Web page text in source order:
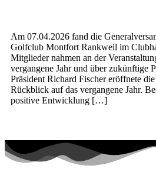
Am 07.04.2026 fand die
Golfclub Montfort Rankweil im
Mitglieder nahmen an der
vergangene Jahr und über zukünftige
Präsident Richard Fischer eröffnete
Rückblick auf das vergangene Jahr.
positive Entwicklung […]